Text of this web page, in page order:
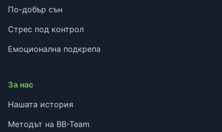
По-добър сън
Стрес под контрол
Емоционална подкрепа
За нас
Нашата история
Методът на BB-Team